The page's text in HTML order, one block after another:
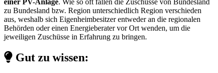
einer PV-Anlage. Wie so oft fallen die Zuschüsse von Bundesland
zu Bundesland bzw. Region unterschiedlich Region verschieden
aus, weshalb sich Eigenheimbesitzer entweder an die regionalen
Behörden oder einen Energieberater vor Ort wenden, um die
jeweiligen Zuschüsse in Erfahrung zu bringen.
Gut zu wissen: